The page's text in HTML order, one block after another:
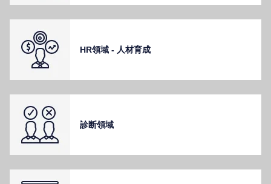
HR領域 - ⼈材育成
診断領域